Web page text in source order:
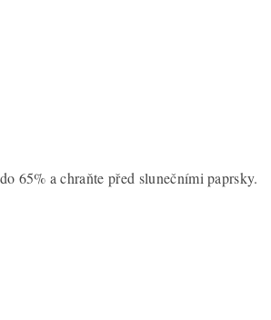
65% a chraňte před slunečními paprsky.